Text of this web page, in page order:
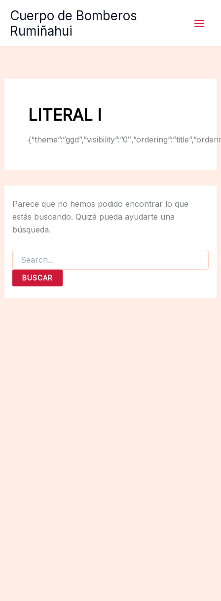
contenido
Cuerpo de Bomberos
Rumiñahui
LITERAL I
Parece que no hemos podido encontrar lo que
estás buscando. Quizá pueda ayudarte una
búsqueda.
Buscar
por: